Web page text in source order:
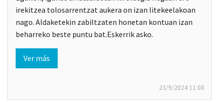
irekitzea tolosarrentzat aukera on izan litekeelakoan
nago. Aldaketekin zabiltzaten honetan kontuan izan
beharreko beste puntu bat.Eskerrik asko.
Ver más
23/9/2024 11:08